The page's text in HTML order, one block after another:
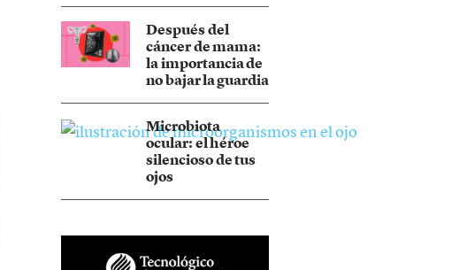
Después del
cáncer de mama:
la importancia de
no bajar la guardia
Microbiota
ocular: el héroe
silencioso de tus
ojos